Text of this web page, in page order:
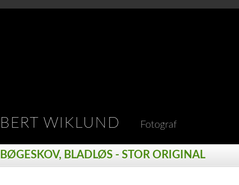
BERT WIKLUND Fotograf
BØGESKOV, BLADLØS - STOR ORIGINAL